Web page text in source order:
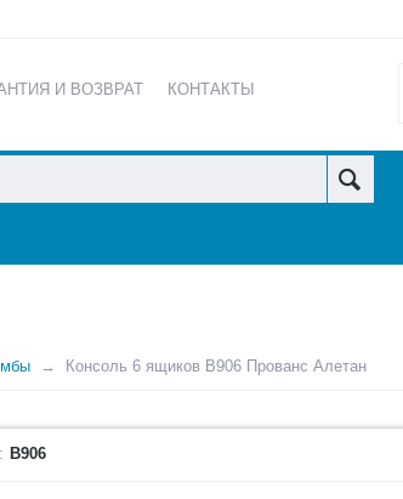
И ВОЗВРАТ КОНТАКТЫ
Консоль 6 ящиков В906 Прованс Алетан
B906